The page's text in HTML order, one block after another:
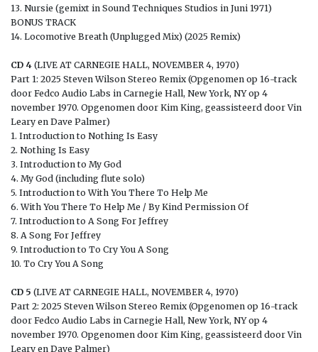
13. Nursie (gemixt in Sound Techniques Studios in Juni 1971)
BONUS TRACK
14. Locomotive Breath (Unplugged Mix) (2025 Remix)
CD 4 (LIVE AT CARNEGIE HALL, NOVEMBER 4, 1970)
Part 1: 2025 Steven Wilson Stereo Remix (Opgenomen op 16-track
door Fedco Audio Labs in Carnegie Hall, New York, NY op 4
november 1970. Opgenomen door Kim King, geassisteerd door Vin
Leary en Dave Palmer)
1. Introduction to Nothing Is Easy
2. Nothing Is Easy
3. Introduction to My God
4. My God (including flute solo)
5. Introduction to With You There To Help Me
6. With You There To Help Me / By Kind Permission Of
7. Introduction to A Song For Jeffrey
8. A Song For Jeffrey
9. Introduction to To Cry You A Song
10. To Cry You A Song
CD 5 (LIVE AT CARNEGIE HALL, NOVEMBER 4, 1970)
Part 2: 2025 Steven Wilson Stereo Remix (Opgenomen op 16-track
door Fedco Audio Labs in Carnegie Hall, New York, NY op 4
november 1970. Opgenomen door Kim King, geassisteerd door Vin
Leary en Dave Palmer)